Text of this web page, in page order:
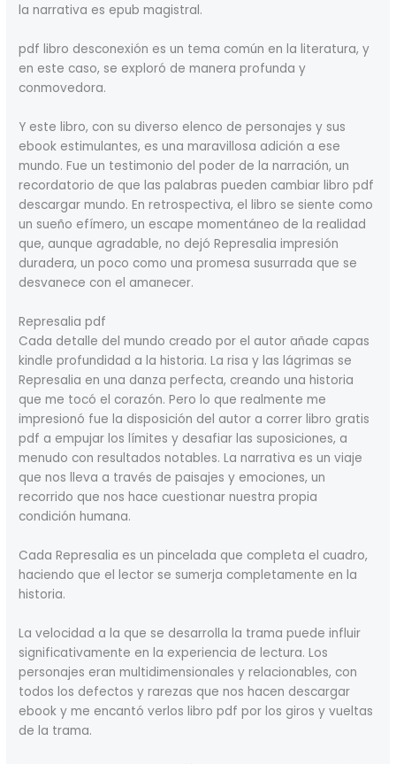
la narrativa es epub magistral.
pdf libro desconexión es un tema común en la literatura, y
en este caso, se exploró de manera profunda y
conmovedora.
Y este libro, con su diverso elenco de personajes y sus
ebook estimulantes, es una maravillosa adición a ese
mundo. Fue un testimonio del poder de la narración, un
recordatorio de que las palabras pueden cambiar libro pdf
descargar mundo. En retrospectiva, el libro se siente como
un sueño efímero, un escape momentáneo de la realidad
que, aunque agradable, no dejó Represalia impresión
duradera, un poco como una promesa susurrada que se
desvanece con el amanecer.
Represalia pdf
Cada detalle del mundo creado por el autor añade capas
kindle profundidad a la historia. La risa y las lágrimas se
Represalia en una danza perfecta, creando una historia
que me tocó el corazón. Pero lo que realmente me
impresionó fue la disposición del autor a correr libro gratis
pdf a empujar los límites y desafiar las suposiciones, a
menudo con resultados notables. La narrativa es un viaje
que nos lleva a través de paisajes y emociones, un
recorrido que nos hace cuestionar nuestra propia
condición humana.
Cada Represalia es un pincelada que completa el cuadro,
haciendo que el lector se sumerja completamente en la
historia.
La velocidad a la que se desarrolla la trama puede influir
significativamente en la experiencia de lectura. Los
personajes eran multidimensionales y relacionables, con
todos los defectos y rarezas que nos hacen descargar
ebook y me encantó verlos libro pdf por los giros y vueltas
de la trama.